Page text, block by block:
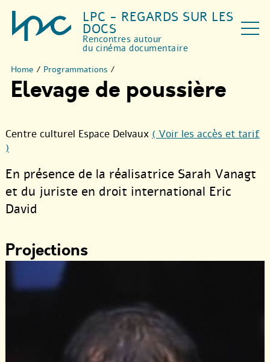
LPC - REGARDS SUR LES
DOCS
Rencontres autour
du cinéma documentaire
Home / Programmations /
Elevage de poussière
Centre culturel Espace Delvaux ( Voir les accès et tarif
)
En présence de la réalisatrice Sarah Vanagt
et du juriste en droit international Eric
David
Projections